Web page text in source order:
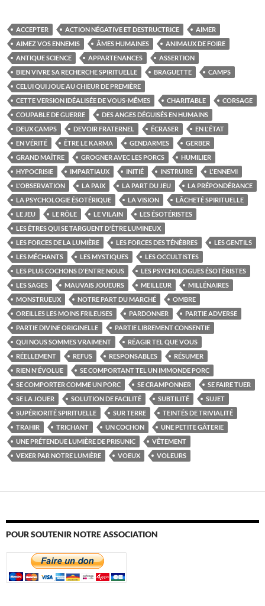
ACCEPTER ACTION NÉGATIVE ET DESTRUCTRICE
AIMER
AIMEZ VOS ENNEMIS
ÂMES HUMAINES
ANIMAUX DE FOIRE
ANTIQUE SCIENCE
APPARTENANCES
ASSERTION
BIEN VIVRE SA RECHERCHE SPIRITUELLE
BRAGUETTE
CAMPS
CELUI QUI JOUE AU CHIEUR DE PREMIÈRE
CETTE VERSION IDÉALISÉE DE VOUS-MÊMES
CHARITABLE
CORSAGE
COUPABLE DE GUERRE
DES ANGES DÉGUISÉS EN HUMAINS
DEUX CAMPS
DEVOIR FRATERNEL ÉCRASER
EN L'ÉTAT
EN VÉRITÉ
ÊTRE LE KARMA GENDARMES
GERBER
GRAND MAÎTRE
GROGNER AVEC LES PORCS
HUMILIER
HYPOCRISIE
IMPARTIAUX INITIÉ INSTRUIRE
L'ENNEMI
L'OBSERVATION
LA PAIX LA PART DU JEU
LA PRÉPONDÉRANCE
LA PSYCHOLOGIE ÉSOTÉRIQUE
LA VISION
LÂCHETÉ SPIRITUELLE
LE JEU
LE RÔLE LE VILAIN
LES ÉSOTÉRISTES
LES ÊTRES QUI SE TARGUENT D'ÊTRE LUMINEUX
LES FORCES DE LA LUMIÈRE
LES FORCES DES TÉNÈBRES
LES GENTILS
LES MÉCHANTS
LES MYSTIQUES
LES OCCULTISTES
LES PLUS COCHONS D'ENTRE NOUS
LES PSYCHOLOGUES ÉSOTÉRISTES
LES SAGES
MAUVAIS JOUEURS MEILLEUR
MILLÉNAIRES
MONSTRUEUX
NOTRE PART DU MARCHÉ
OMBRE
OREILLES LES MOINS FRILEUSES
PARDONNER
PARTIE ADVERSE
PARTIE DIVINE ORIGINELLE
PARTIE LIBREMENT CONSENTIE
QUI NOUS SOMMES VRAIMENT
RÉAGIR TEL QUE VOUS
RÉELLEMENT
REFUS RESPONSABLES
RÉSUMER
RIEN N'ÉVOLUE
SE COMPORTANT TEL UN IMMONDE PORC
SE COMPORTER COMME UN PORC
SE CRAMPONNER
SE FAIRE TUER
SE LA JOUER
SOLUTION DE FACILITÉ SUBTILITÉ
SUJET
SUPÉRIORITÉ SPIRITUELLE
SUR TERRE
TEINTÉS DE TRIVIALITÉ
TRAHIR
TRICHANT UN COCHON
UNE PETITE GÂTERIE
UNE PRÉTENDUE LUMIÈRE DE PRISUNIC
VÊTEMENT
VEXER PAR NOTRE LUMIÈRE
VOEUX VOLEURS
POUR SOUTENIR NOTRE ASSOCIATION